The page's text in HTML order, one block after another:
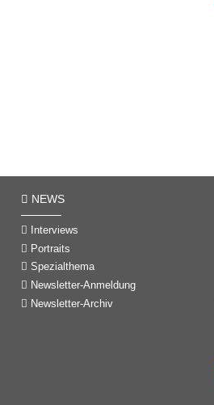
NEWS
Interviews
Portraits
Spezialthema
Newsletter-Anmeldung
Newsletter-Archiv